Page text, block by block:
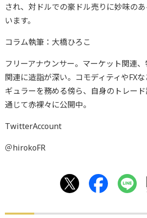
され、対ドルでの豪ドル売りに妙味の
います。
コラム執筆：大橋ひろこ
フリーアナウンサー。マーケット関連
関連に造詣が深い。コモディティやFX
ギュラーを務める傍ら、自身のトレー
通じて赤裸々に公開中。
TwitterAccount
＠hirokoFR